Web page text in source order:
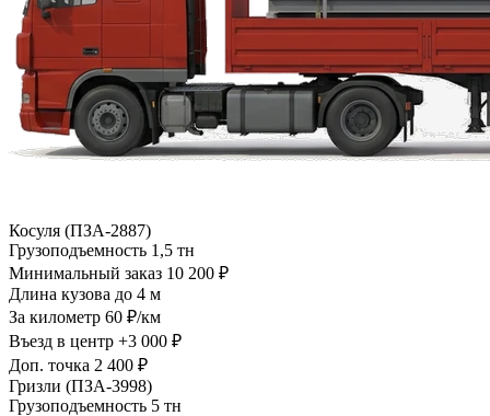
Косуля (ПЗА-2887)
Грузоподъемность 1,5 тн
Минимальный заказ 10 200 ₽
Длина кузова до 4 м
За километр 60 ₽/км
Въезд в центр +3 000 ₽
Доп. точка 2 400 ₽
Гризли (ПЗА-3998)
Грузоподъемность 5 тн